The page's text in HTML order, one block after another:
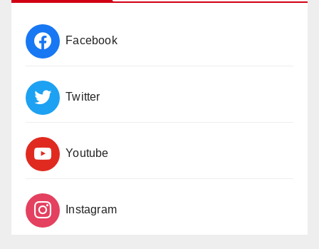
Facebook
Twitter
Youtube
Instagram